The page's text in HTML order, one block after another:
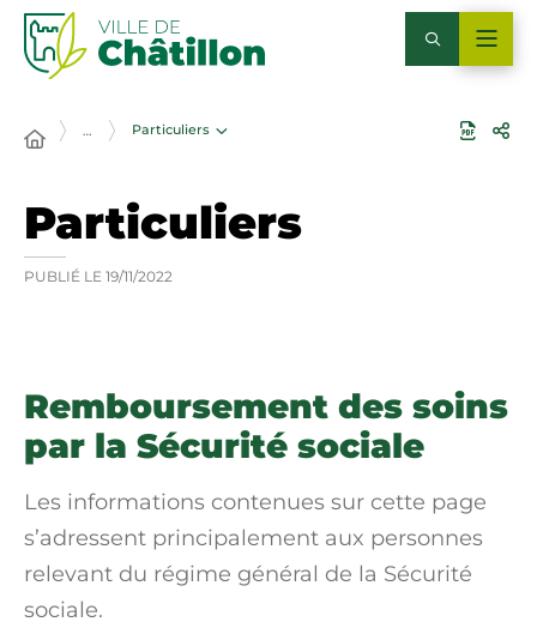
… Particuliers
Particuliers
PUBLIÉ LE 19/11/2022
Remboursement des soins
par la Sécurité sociale
Les informations contenues sur cette page
s’adressent principalement aux personnes
relevant du régime général de la Sécurité
sociale.